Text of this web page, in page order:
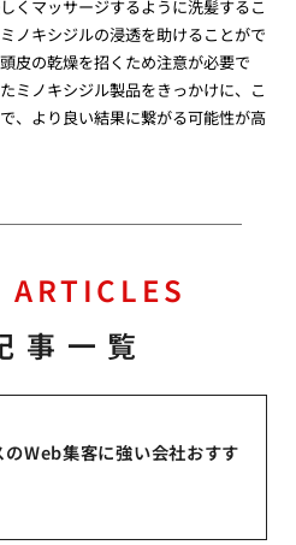
くマッサージするように洗髪するこ
ノキシジルの浸透を助けることがで
皮の乾燥を招くため注意が必要で
ミノキシジル製品をきっかけに、こ
、より良い結果に繋がる可能性が高
事一覧
Web集客に強い会社おすす